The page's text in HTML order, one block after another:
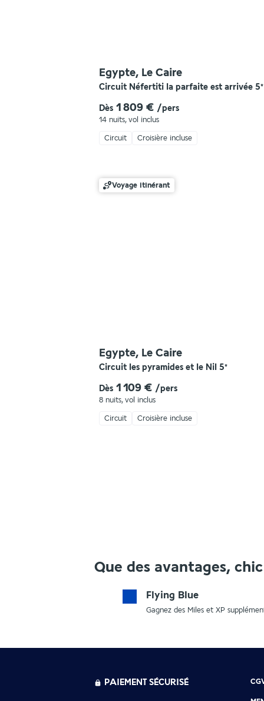
Egypte, Le Caire
Circuit Néfertiti la parfaite est arrivée 5*
Dès 1 809 € /pers
14 nuits, vol inclus
Circuit Croisière incluse
Voyage itinérant
Egypte, Le Caire
Circuit les pyramides et le Nil 5*
Dès 1 109 € /pers
8 nuits, vol inclus
Circuit Croisière incluse
Que des avantages,
Flying Blue
Gagnez des Miles et XP
PAIEMENT SÉCURISÉ